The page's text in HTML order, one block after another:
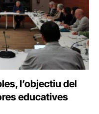
l’objectiu del
educatives